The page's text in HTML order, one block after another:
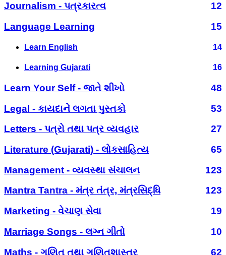
Journalism - પત્રકારત્વ
12
Language Learning
15
Learn English 14
Learning Gujarati 16
Learn Your Self - જાતે શીખો
48
Legal - કાયદાને લગતા પુસ્તકો
53
Letters - પત્રો તથા પત્ર વ્યવહાર
27
Literature (Gujarati) - લોકસાહિત્ય
65
Management - વ્યવસ્થા સંચાલન
123
Mantra Tantra - મંત્ર તંત્ર, મંત્રસિદ્ધિ
123
Marketing - વેચાણ સેવા
19
Marriage Songs - લગ્ન ગીતો
10
Maths - ગણિત તથા ગણિતશાસ્ત્ર
62